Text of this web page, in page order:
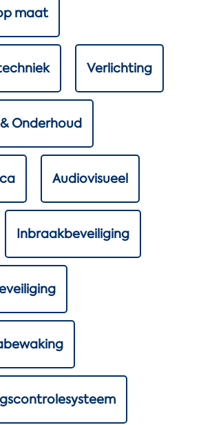
maat
Verlichting
Onderhoud
Audiovisueel
Inbraakbeveiliging